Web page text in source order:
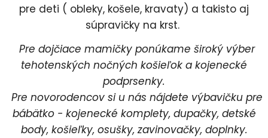
pre deti ( obleky, košele, kravaty) a takisto aj
súpravičky na krst.
Pre dojčiace mamičky ponúkame široký výber
tehotenských nočných košieľok a kojenecké
podprsenky.
Pre novorodencov si u nás nájdete výbavičku pre
bábätko - kojenecké komplety, dupačky, detské
body, košieľky, osušky, zavinovačky, doplnky.